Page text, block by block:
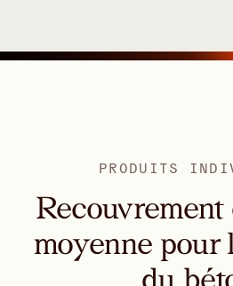
PRODUITS
Recouvrement
moyenne pour
du